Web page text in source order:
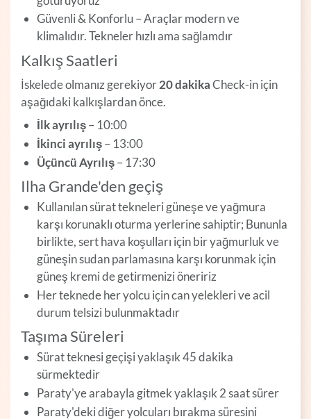
Güvenli & Konforlu – Araçlar modern ve
klimalıdır. Tekneler hızlı ama sağlamdır
Kalkış Saatleri
İskelede olmanız gerekiyor20 dakikaCheck-in için
aşağıdaki kalkışlardan önce.
İlk ayrılış– 10:00
İkinci ayrılış– 13:00
Üçüncü Ayrılış– 17:30
Ilha Grande'den geçiş
Kullanılan sürat tekneleri güneşe ve yağmura
karşı korunaklı oturma yerlerine sahiptir; Bununla
birlikte, sert hava koşulları için bir yağmurluk ve
güneşin sudan parlamasına karşı korunmak için
güneş kremi de getirmenizi öneririz
Her teknede her yolcu için can yelekleri ve acil
durum telsizi bulunmaktadır
Taşıma Süreleri
Sürat teknesi geçişi yaklaşık 45 dakika
sürmektedir
Paraty'ye arabayla gitmek yaklaşık 2 saat sürer
Paraty'deki diğer yolcuları bırakma süresini